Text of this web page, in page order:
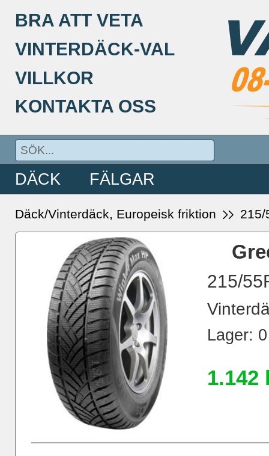
BRA ATT VETA
VINTERDÄCK-VAL
VILLKOR
KONTAKTA OSS
DÄCK FÄLGAR
Däck/Vinterdäck, Europeisk friktion 215/
215/
Lager: 0
1.142